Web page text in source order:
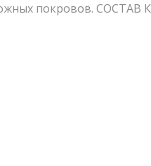
покровов. СОСТАВ